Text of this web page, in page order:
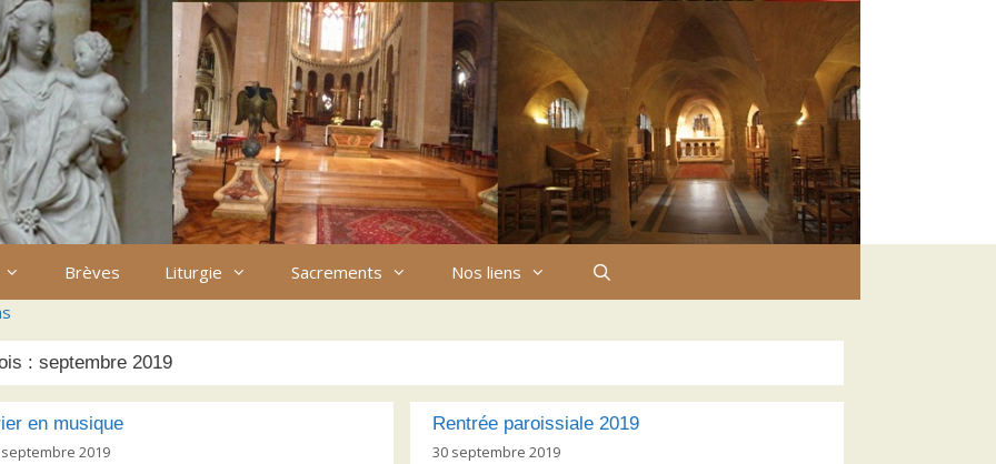
Brèves Liturgie Sacrements
Nos liens
: septembre 2019
en musique
2019
Rentrée paroissiale 2019
30 septembre 2019